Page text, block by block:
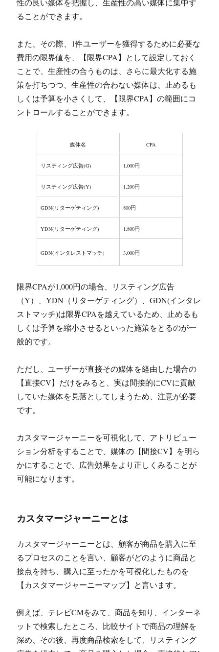
性の良い媒体を把握し、生産性の高い媒体に集中す
ることができます。
また、その際、1件ユーザーを獲得するために必要な
費用の限界値を、【限界CPA】として設定しておく
ことで、生産性の合うものは、さらに最大化する施
策を打ちつつ、生産性の合わない媒体は、止めるも
しくは予算を小さくして、【限界CPA】の範囲にコ
ントロールすることができます。
媒体名 CPA
リスティング広告(G) 1,000円
リスティング広告(Y) 1,200円
GDN(リターゲティング) 800円
YDN(リターゲティング) 1,800円
GDN(インタレストマッチ) 3,000円
限界CPAが1,000円の場合、リスティング広告
（Y）、YDN（リターゲティング）、GDN(インタレ
ストマッチ)は限界CPAを越えているため、止めるも
しくは予算を縮小させるといった施策をとるのが一
般的です。
ただし、ユーザーが直接その媒体を経由した場合の
【直接CV】だけをみると、実は間接的にCVに貢献
していた媒体を見落としてしまうため、注意が必要
です。
カスタマージャーニーを可視化して、アトリビュー
ション分析をすることで、媒体の【間接CV】を明ら
かにすることで、広告効果をより正しくみることが
可能になります。
カスタマージャーニーとは
カスタマージャーニーとは、顧客が商品を購入に至
るプロセスのことを言い、顧客がどのように商品と
接点を持ち、購入に至ったかを可視化したものを
【カスタマージャーニーマップ】と言います。
例えば、テレビCMをみて、商品を知り、インターネ
ットで検索したところ、比較サイトで商品の理解を
深め、その後、再度商品検索をして、リスティング